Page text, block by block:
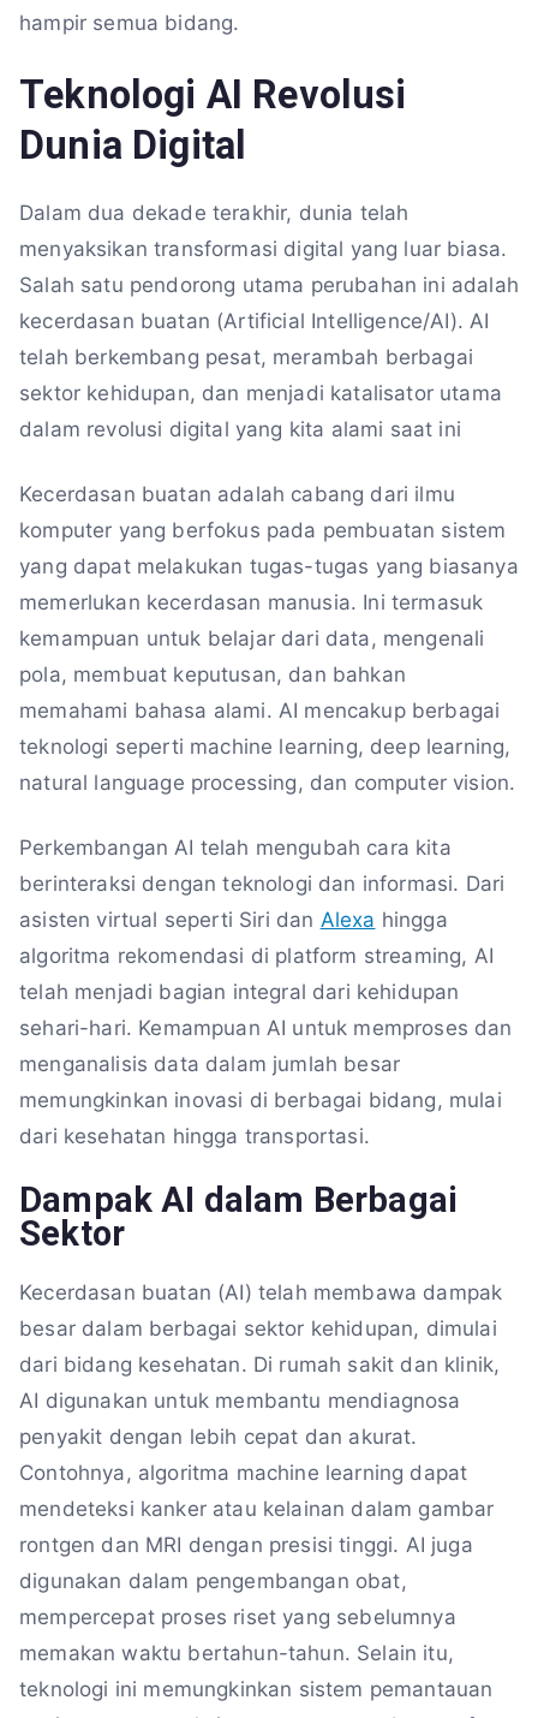
hampir semua bidang.
Teknologi AI Revolusi
Dunia Digital
Dalam dua dekade terakhir, dunia telah
menyaksikan transformasi digital yang luar biasa.
Salah satu pendorong utama perubahan ini adalah
kecerdasan buatan (Artificial Intelligence/AI). AI
telah berkembang pesat, merambah berbagai
sektor kehidupan, dan menjadi katalisator utama
dalam revolusi digital yang kita alami saat ini
Kecerdasan buatan adalah cabang dari ilmu
komputer yang berfokus pada pembuatan sistem
yang dapat melakukan tugas-tugas yang biasanya
memerlukan kecerdasan manusia. Ini termasuk
kemampuan untuk belajar dari data, mengenali
pola, membuat keputusan, dan bahkan
memahami bahasa alami. AI mencakup berbagai
teknologi seperti machine learning, deep learning,
natural language processing, dan computer vision.
Perkembangan AI telah mengubah cara kita
berinteraksi dengan teknologi dan informasi. Dari
asisten virtual seperti Siri dan Alexa hingga
algoritma rekomendasi di platform streaming, AI
telah menjadi bagian integral dari kehidupan
sehari-hari. Kemampuan AI untuk memproses dan
menganalisis data dalam jumlah besar
memungkinkan inovasi di berbagai bidang, mulai
dari kesehatan hingga transportasi.
Dampak AI dalam Berbagai
Sektor
Kecerdasan buatan (AI) telah membawa dampak
besar dalam berbagai sektor kehidupan, dimulai
dari bidang kesehatan. Di rumah sakit dan klinik,
AI digunakan untuk membantu mendiagnosa
penyakit dengan lebih cepat dan akurat.
Contohnya, algoritma machine learning dapat
mendeteksi kanker atau kelainan dalam gambar
rontgen dan MRI dengan presisi tinggi. AI juga
digunakan dalam pengembangan obat,
mempercepat proses riset yang sebelumnya
memakan waktu bertahun-tahun. Selain itu,
teknologi ini memungkinkan sistem pemantauan